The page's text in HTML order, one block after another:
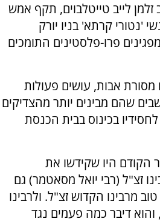
לייב טייטלבוים, תקף אמש
'נטורי קרתא' בניו יורק
פרו-פלסטינים התומכים
אבות, עושים פעולות
שהם מבינים יותר מהצדיקים
בכינוס בבית הכנסת
הקודם היו שקידשו את
זצ"ל (רבי יואל מסאטמר) גם
מרבינו הקדוש זצ"ל. ולרבינו
דיבר כמה פעמים נגד